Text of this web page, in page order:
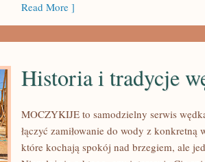
Read More ]
Historia i tradycje
MOCZYKIJE to samodzielny serwis
łączyć zamiłowanie do wody z konkretną
które kochają spokój nad brzegiem, ale